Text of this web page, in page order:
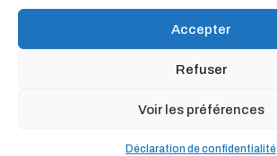
Accepter
Refuser
Voir les préférences
Déclaration de confidentialité
Ostéopathes connectés |
Mentions légales |CGV